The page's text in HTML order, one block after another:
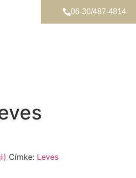
06-30/487-4814
Címke: Leves